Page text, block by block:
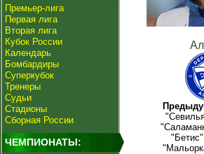
Премьер-лига
Первая лига
Вторая лига
Кубок России
Календарь
Бомбардиры
Суперкубок
Тренеры
Судьи
Стадионы
Сборная России
ЧЕМПИОНАТЫ: